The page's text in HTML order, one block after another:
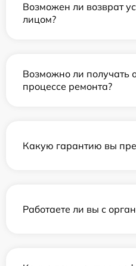
Возможен ли возврат
лицом?
Возможно ли получать
процессе ремонта?
Какую гарантию вы
Работаете ли вы с